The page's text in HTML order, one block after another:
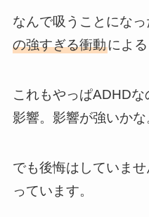
なんで吸うことになっ
の強すぎる衝動による
これもやっぱADHD
影響。影響が強いかな
でも後悔はしていま
っています。